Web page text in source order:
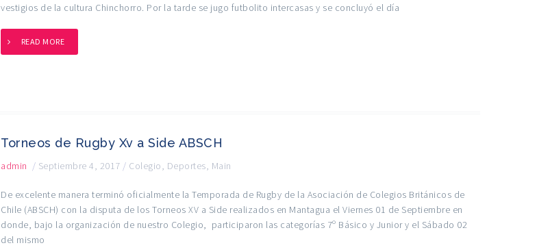
vestigios de la cultura Chinchorro. Por la tarde se jugo futbolito intercasas y se concluyó el día
READ MORE
Torneos de Rugby Xv a Side ABSCH
admin / Septiembre 4, 2017 / Colegio, Deportes, Main
De excelente manera terminó oficialmente la Temporada de Rugby de la Asociación de Colegios Británicos de
Chile (ABSCH) con la disputa de los Torneos XV a Side realizados en Mantagua el Viernes 01 de Septiembre en
donde, bajo la organización de nuestro Colegio, participaron las categorías 7º Básico y Junior y el Sábado 02
del mismo